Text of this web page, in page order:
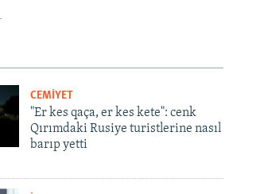
CEMİYET
"Er kes qaça, er kes kete": cenk
Qırımdaki Rusiye turistlerine nasıl
barıp yetti